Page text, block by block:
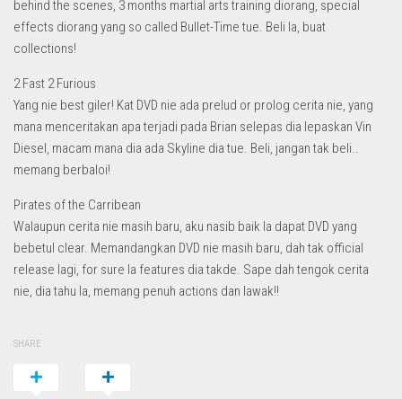
behind the scenes, 3 months martial arts training diorang, special
effects diorang yang so called Bullet-Time tue. Beli la, buat
collections!
2 Fast 2 Furious
Yang nie best giler! Kat DVD nie ada prelud or prolog cerita nie, yang
mana menceritakan apa terjadi pada Brian selepas dia lepaskan Vin
Diesel, macam mana dia ada Skyline dia tue. Beli, jangan tak beli..
memang berbaloi!
Pirates of the Carribean
Walaupun cerita nie masih baru, aku nasib baik la dapat DVD yang
bebetul clear. Memandangkan DVD nie masih baru, dah tak official
release lagi, for sure la features dia takde. Sape dah tengok cerita
nie, dia tahu la, memang penuh actions dan lawak!!
SHARE